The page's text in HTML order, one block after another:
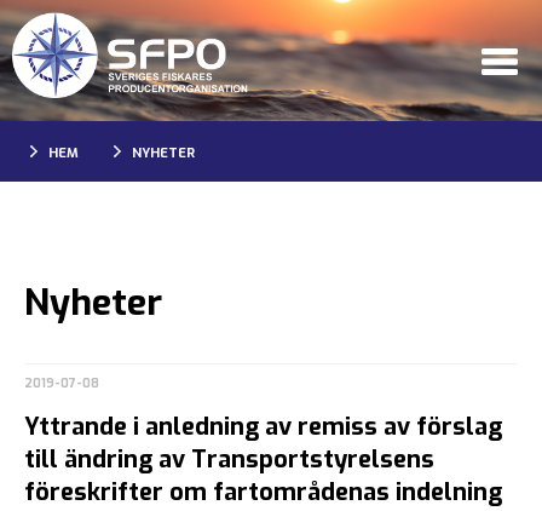
HEM NYHETER
Nyheter
2019-07-08
Yttrande i anledning av remiss av förslag
till ändring av Transportstyrelsens
föreskrifter om fartområdenas indelning